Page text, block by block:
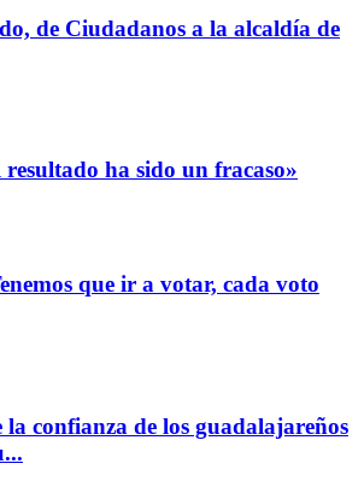
de Ciudadanos a la alcaldía de
ha sido un fracaso»
que ir a votar, cada voto
la confianza de los guadalajareños